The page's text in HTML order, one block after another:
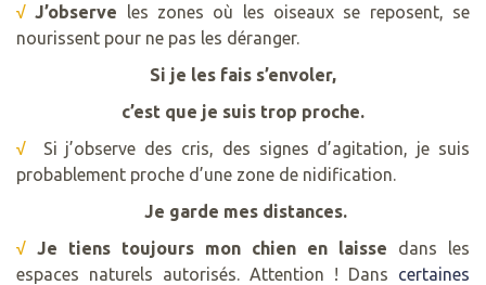
√ J’observe les zones où les oiseaux se reposent, se
nourissent pour ne pas les déranger.
Si je les fais s’envoler,
c’est que je suis trop proche.
√
Si j’observe des cris, des signes d’agitation, je suis
probablement proche d’une zone de nidification.
Je garde mes distances.
√ Je tiens toujours mon chien en laisse dans les
espaces naturels autorisés. Attention ! Dans certaines